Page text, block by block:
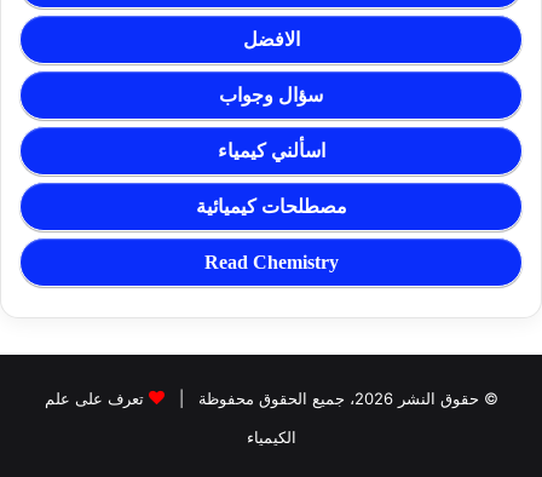
الافضل
سؤال وجواب
اسألني كيمياء
مصطلحات كيميائية
Read Chemistry
© حقوق النشر 2026، جميع الحقوق محفوظة |
تعرف على علم
الكيمياء